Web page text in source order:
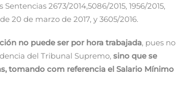
2673/2014,5086/2015, 1956/2015,
20 de marzo de 2017, y 3605/2016.
no puede ser por hora trabajada, pues no
del Tribunal Supremo, sino que se
tomando com referencia el Salario Mínimo